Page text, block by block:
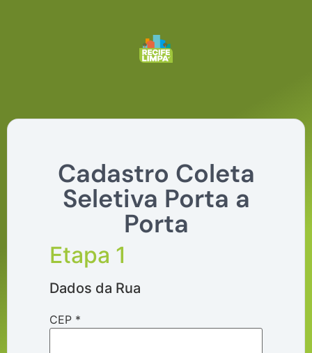
Cadastro Coleta
Seletiva Porta a
Porta
Etapa 1
Dados da Rua
CEP *